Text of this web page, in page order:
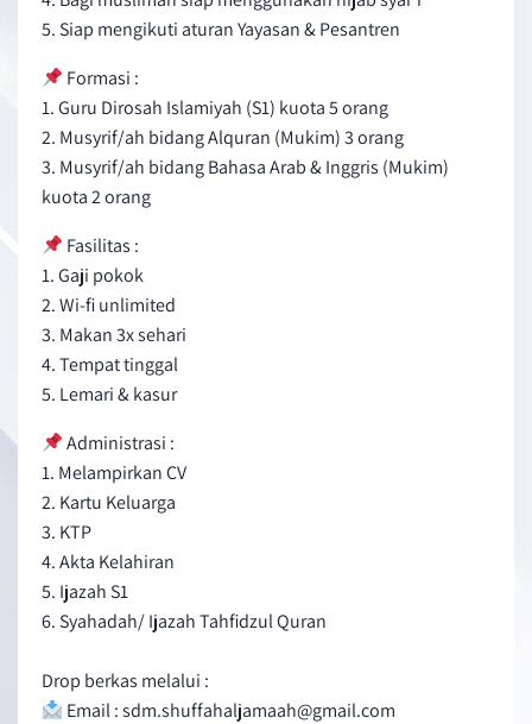
5. Siap mengikuti aturan Yayasan & Pesantren
Formasi :
1. Guru Dirosah Islamiyah (S1) kuota 5 orang
2. Musyrif/ah bidang Alquran (Mukim) 3 orang
3. Musyrif/ah bidang Bahasa Arab & Inggris (Mukim)
kuota 2 orang
Fasilitas :
1. Gaji pokok
2. Wi-fi unlimited
3. Makan 3x sehari
4. Tempat tinggal
5. Lemari & kasur
Administrasi :
1. Melampirkan CV
2. Kartu Keluarga
3. KTP
4. Akta Kelahiran
5. Ijazah S1
6. Syahadah/ Ijazah Tahfidzul Quran
Drop berkas melalui :
Email : sdm.shuffahaljamaah@gmail.com